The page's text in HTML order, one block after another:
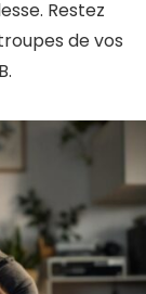
Restez
de vos